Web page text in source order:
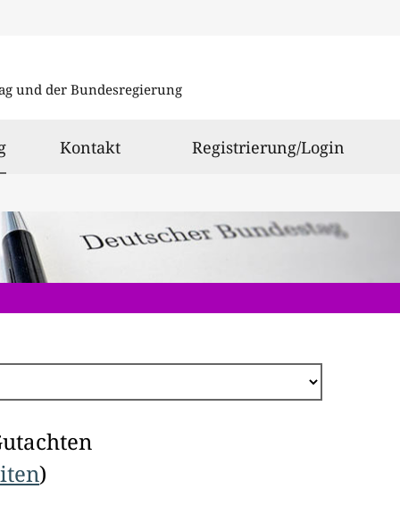
und der Bundesregierung
ausgewählt
Kontakt Registrierung/Login
)